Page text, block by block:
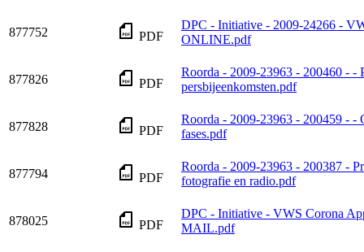
877752 PDF
DPC - Initiative - 2009-24266 -
ONLINE.pdf
877826 PDF
Roorda - 2009-23963 - 200460 - -
persbijeenkomsten.pdf
877828 PDF
Roorda - 2009-23963 - 200459 - -
fases.pdf
877794 PDF
Roorda - 2009-23963 - 200387 -
fotografie en radio.pdf
878025 PDF
DPC - Initiative - VWS Corona
MAIL.pdf